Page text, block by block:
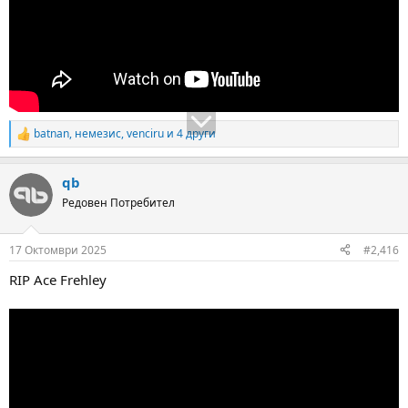
R
e
c
t
i
s
batnan, немезис,venciru и 4 други
qb
Редовен Потребител
17 Октомври 2025 #2,416
RIP Ace Frehley